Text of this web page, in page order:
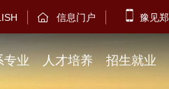
 信息门户 豫见
专业 人才培养 招生就业